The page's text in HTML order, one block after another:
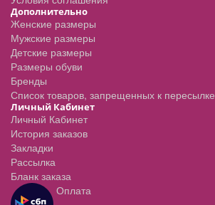
Дополнительно
Женские размеры
Мужские размеры
Детские размеры
Размеры обуви
Бренды
Список товаров, запрещенных к пересылке
Личный Кабинет
Личный Кабинет
История заказов
Закладки
Рассылка
Бланк заказа
Оплата